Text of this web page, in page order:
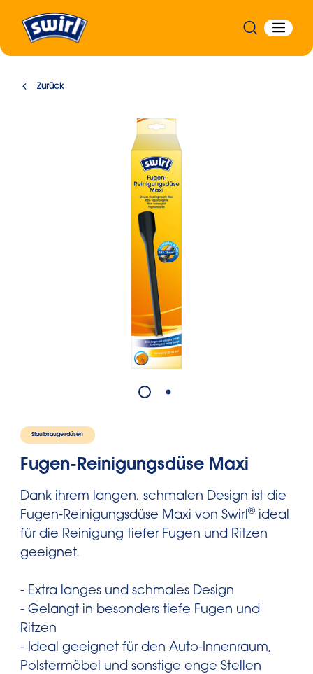
Zurück
Staubsaugerdüsen
Fugen-Reinigungsdüse Maxi
Dank ihrem langen, schmalen Design ist die
Fugen-Reinigungsdüse Maxi von Swirl® ideal
für die Reinigung tiefer Fugen und Ritzen
geeignet.
- Extra langes und schmales Design
- Gelangt in besonders tiefe Fugen und
Ritzen
- Ideal geeignet für den Auto-Innenraum,
Polstermöbel und sonstige enge Stellen